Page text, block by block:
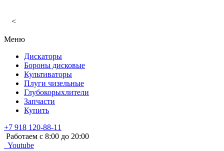
<
Меню
Дискаторы
Бороны дисковые
Культиваторы
Плуги чизельные
Глубокорыхлители
Запчасти
Купить
+7 918 120-88-11
Работаем c 8:00 до 20:00
Youtube